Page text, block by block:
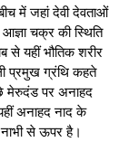
में जहां देवी देवताओं
चक्र की स्थिति
से यहीं भौतिक शरीर
प्रमुख ग्रंथि कहते
मेरुदंड पर अनाहद
अनाहद नाद के
से ऊपर है।